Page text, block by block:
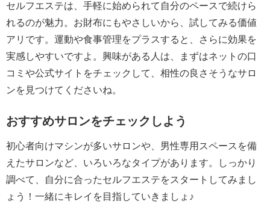
セルフエステは、手軽に始められて自分のペースで続けら
れるのが魅力。お財布にもやさしいから、試してみる価値
アリです。運動や食事管理をプラスすると、さらに効果を
実感しやすいですよ。興味がある人は、まずはネットの口
コミや公式サイトをチェックして、相性の良さそうなサロ
ンを見つけてくださいね。
おすすめサロンをチェックしよう
初心者向けマシンが多いサロンや、男性専用スペースを備
えたサロンなど、いろいろなタイプがあります。しっかり
調べて、自分に合ったセルフエステをスタートしてみまし
ょう！一緒にキレイを目指していきましょ♪